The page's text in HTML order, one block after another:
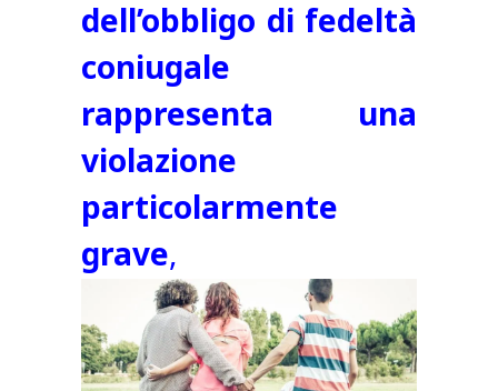
dell’obbligo di fedeltà
coniugale
rappresenta una
violazione
particolarmente
grave,